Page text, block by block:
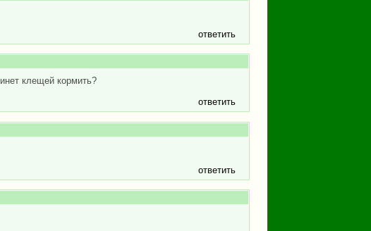
ответить
клещей кормить?
ответить
ответить